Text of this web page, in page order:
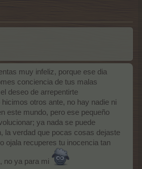
muy infeliz, porque ese dia
conciencia de tus malas
deseo de arrepentirte
otros ante, no hay nadie ni
este mundo, pero ese pequeño
ya nada se puede
la verdad que pocas cosas dejaste
ojala recuperes tu inocencia tan
no ya para mi